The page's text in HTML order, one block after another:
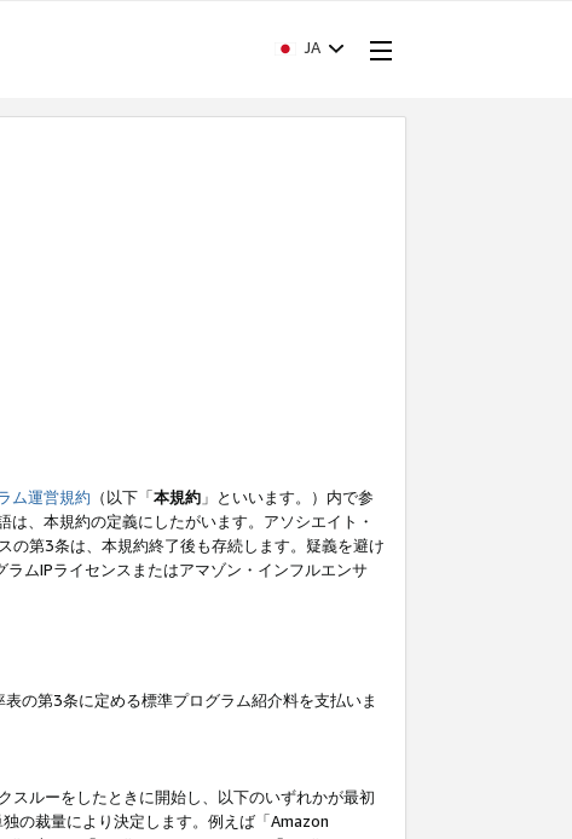
JA
ム運営規約 （以下「本規約 」といいます。）内で参
、本規約の定義にしたがいます。アソシエイト・
の第3条は、本規約終了後も存続します。疑義を避け
ムIPライセンスまたはアマゾン・インフルエンサ
の第3条に定める標準プログラム紹介料を支払いま
スルーをしたときに開始し、以下のいずれかが最初
の裁量により決定します。例えば「Amazon